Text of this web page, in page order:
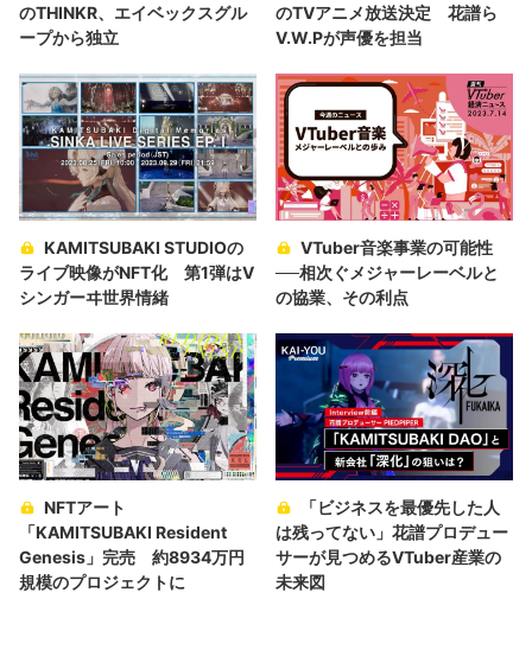
のTHINKR、エイベックスグル
ープから独立
のTVアニメ放送決定 花譜ら
V.W.Pが声優を担当
KAMITSUBAKI STUDIOの
ライブ映像がNFT化 第1弾はV
シンガーヰ世界情緒
VTuber音楽事業の可能性
──相次ぐメジャーレーベルと
の協業、その利点
NFTアート
「KAMITSUBAKI Resident
Genesis」完売 約8934万円
規模のプロジェクトに
「ビジネスを最優先した人
は残ってない」花譜プロデュー
サーが見つめるVTuber産業の
未来図